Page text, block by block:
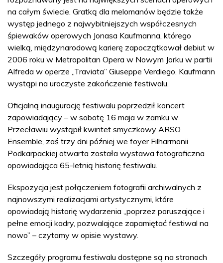
na całym świecie. Gratką dla melomanów będzie także
występ jednego z najwybitniejszych współczesnych
śpiewaków operowych Jonasa Kaufmanna, którego
wielką, międzynarodową karierę zapoczątkował debiut w
2006 roku w Metropolitan Opera w Nowym Jorku w partii
Alfreda w operze „Traviata” Giuseppe Verdiego. Kaufmann
wystąpi na uroczyste zakończenie festiwalu.
Oficjalną inaugurację festiwalu poprzedził koncert
zapowiadający – w sobotę 16 maja w zamku w
Przecławiu wystąpił kwintet smyczkowy ARSO
Ensemble, zaś trzy dni później we foyer Filharmonii
Podkarpackiej otwarta została wystawa fotograficzna
opowiadająca 65-letnią historię festiwalu.
Ekspozycja jest połączeniem fotografii archiwalnych z
najnowszymi realizacjami artystycznymi, które
opowiadają historię wydarzenia „poprzez poruszające i
pełne emocji kadry, pozwalające zapamiętać festiwal na
nowo” – czytamy w opisie wystawy.
Szczegóły programu festiwalu dostępne są na stronach